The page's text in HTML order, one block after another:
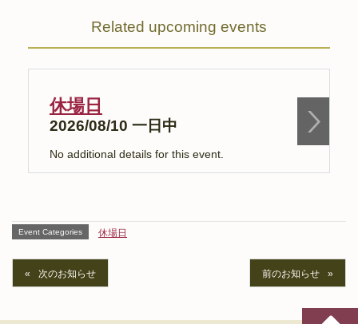
Related upcoming events
休場日
2026/08/10 一日中
No additional details for this event.
Event Categories 休場日
次のお知らせ 前のお知らせ